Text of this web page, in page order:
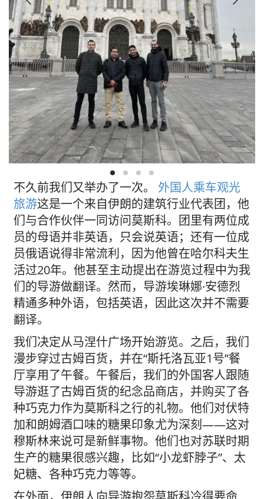
不久前我们又举办了一次。 外国人乘车观光
旅游这是一个来自伊朗的建筑行业代表团，他
们与合作伙伴一同访问莫斯科。团里有两位成
员的母语并非英语，只会说英语；还有一位成
员俄语说得非常流利，因为他曾在哈尔科夫生
活过20年。他甚至主动提出在游览过程中为我
们的导游做翻译。然而，导游埃琳娜·安德烈
精通多种外语，包括英语，因此这次并不需要
翻译。
我们决定从马涅什广场开始游览。之后，我们
漫步穿过古姆百货，并在“斯托洛瓦亚1号”餐
厅享用了午餐。午餐后，我们的外国客人跟随
导游逛了古姆百货的纪念品商店，并购买了各
种巧克力作为莫斯科之行的礼物。他们对伏特
加和朗姆酒口味的糖果印象尤为深刻——这对
穆斯林来说可是新鲜事物。他们也对苏联时期
生产的糖果很感兴趣，比如“小龙虾脖子”、太
妃糖、各种巧克力等等。